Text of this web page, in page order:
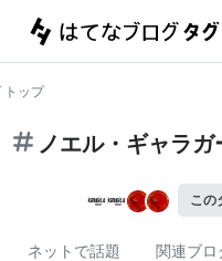
トップ
ノエル・ギャラガ
この
ネットで話題 関連ブロ